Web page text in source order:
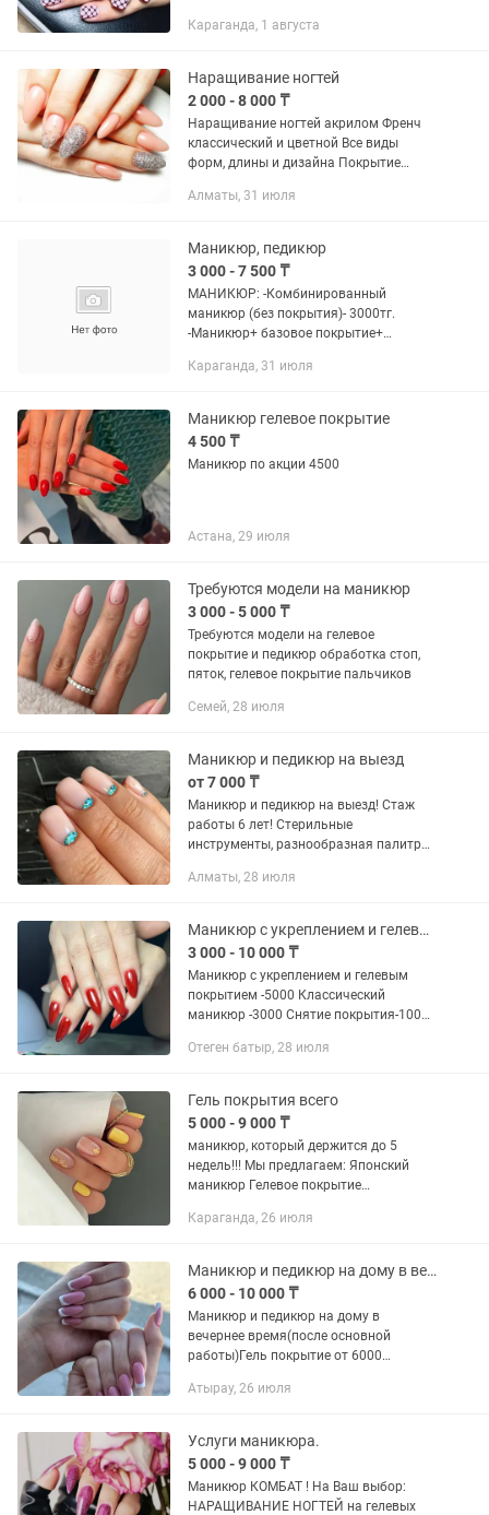
акриловой пудрой, гелем. Снятие
Караганда, 1 августа
Наращивание ногтей
2 000 - 8 000 ₸
Наращивание ногтей акрилом Френч
классический и цветной Все виды
форм, длины и дизайна Покрытие
Алматы, 31 июля
Маникюр, педикюр
3 000 - 7 500 ₸
МАНИКЮР: -Комбинированный
маникюр (без покрытия)- 3000тг.
-Маникюр+ базовое покрытие+
кератин гель 7000тг. ПЕДИКЮР
пальчики( без...
Караганда, 31 июля
Маникюр гелевое покрытие
4 500 ₸
Маникюр по акции 4500
Астана, 29 июля
Требуются модели на маникюр
3 000 - 5 000 ₸
Требуются модели на гелевое
покрытие и педикюр обработка стоп,
пяток, гелевое покрытие пальчиков
Семей, 28 июля
Маникюр и педикюр на выезд
от 7 000 ₸
Маникюр и педикюр на выезд! Стаж
работы 6 лет! Стерильные
инструменты, разнообразная палитра
маникюр+укрепление(выравнивание)+
Комбинированный...
Алматы, 28 июля
Маникюр с укреплением и гелевым покрытием
3 000 - 10 000 ₸
Маникюр с укреплением и гелевым
покрытием -5000 Классический
маникюр -3000 Снятие покрытия-1000
дизайн-1000 Принимаем по записи,
Отеген батыр, 28 июля
Гель покрытия всего
5 000 - 9 000 ₸
маникюр, который держится до 5
недель!!! Мы предлагаем: Японский
маникюр Гелевое покрытие
Парафинотерапия в подарок! 📍 Адрес:
Караганда, 26 июля
Маникюр и педикюр на дому в вечернее время.
6 000 - 10 000 ₸
Маникюр и педикюр на дому в
вечернее время(после основной
работы)Гель покрытие от 6000
тенге,педикюр с гелевым покрытием
Атырау, 26 июля
Услуги маникюра.
5 000 - 9 000 ₸
Маникюр КОМБАТ ! На Ваш выбор:
НАРАЩИВАНИЕ НОГТЕЙ на гелевых